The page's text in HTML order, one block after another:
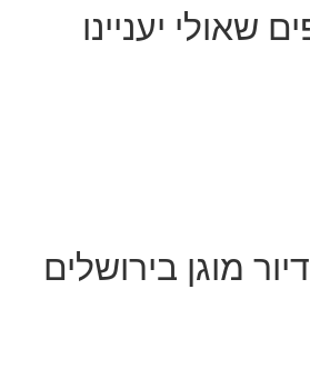
שאולי יעניינו
מוגן בירושלים